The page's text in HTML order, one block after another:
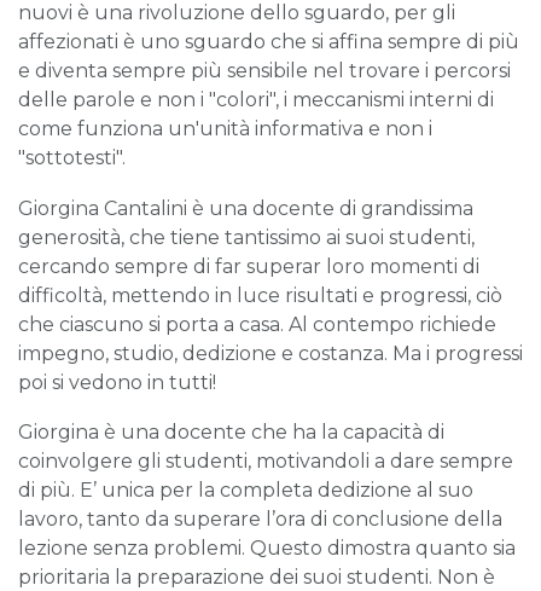
nuovi è una rivoluzione dello sguardo, per gli
affezionati è uno sguardo che si affina sempre di più
e diventa sempre più sensibile nel trovare i percorsi
delle parole e non i "colori", i meccanismi interni di
come funziona un'unità informativa e non i
"sottotesti".
Giorgina Cantalini è una docente di grandissima
generosità, che tiene tantissimo ai suoi studenti,
cercando sempre di far superar loro momenti di
difficoltà, mettendo in luce risultati e progressi, ciò
che ciascuno si porta a casa. Al contempo richiede
impegno, studio, dedizione e costanza. Ma i progressi
poi si vedono in tutti!
Giorgina è una docente che ha la capacità di
coinvolgere gli studenti, motivandoli a dare sempre
di più. E’ unica per la completa dedizione al suo
lavoro, tanto da superare l’ora di conclusione della
lezione senza problemi. Questo dimostra quanto sia
prioritaria la preparazione dei suoi studenti. Non è